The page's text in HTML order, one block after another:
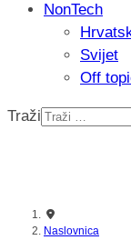
NonTech
Svijet
Off
Traži
Naslovnica